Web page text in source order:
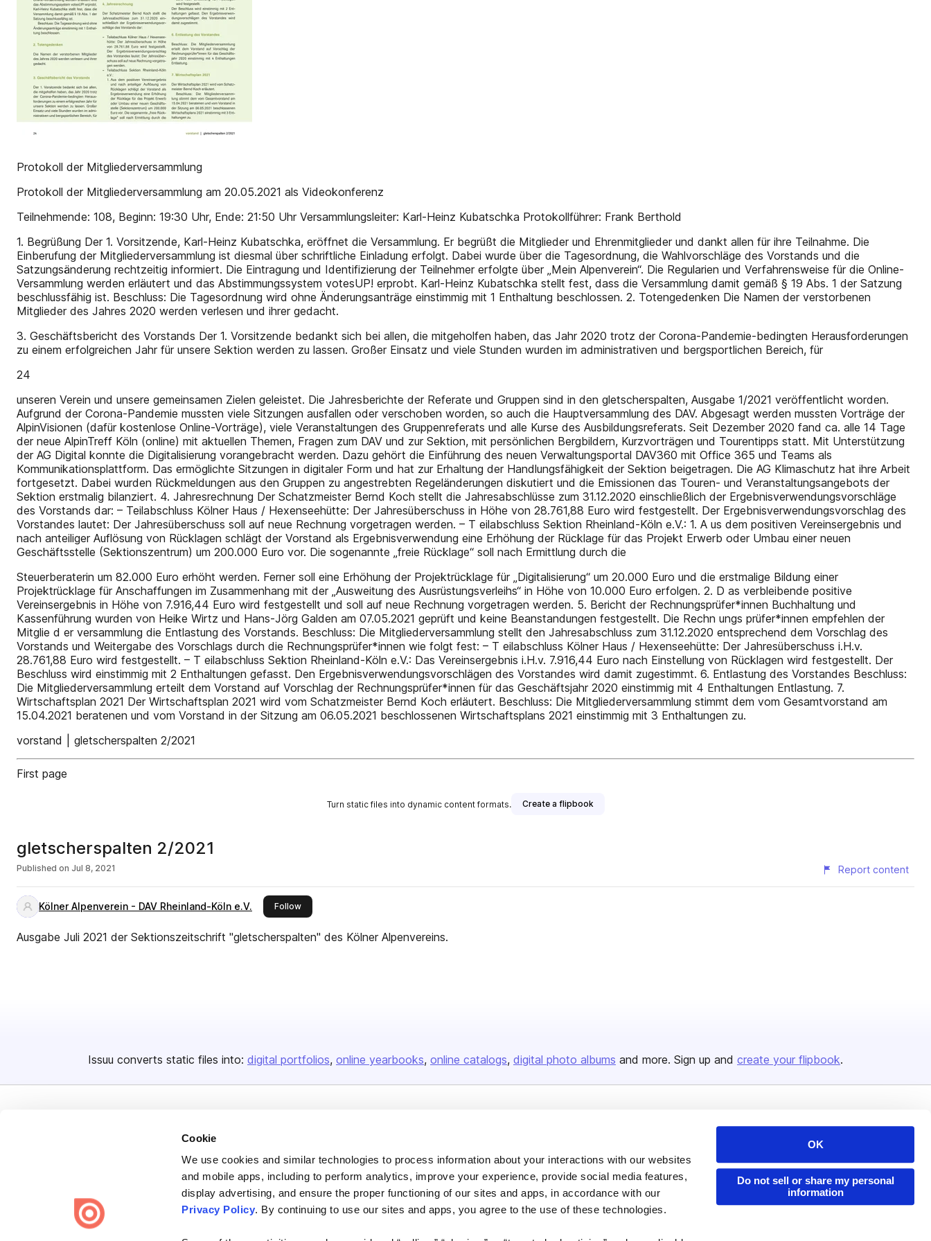
Cookie
We use cookies and similar technologies to process information about your interactions with our websites
and mobile apps, including to perform analytics, improve your experience, provide social media features,
display advertising, and ensure the proper functioning of our sites and apps, in accordance with our
Privacy Policy. By continuing to use our sites and apps, you agree to the use of these technologies.
OK
Do not sell or share my personal
information
Protokoll der Mitgliederversammlung
Protokoll der Mitglieder­versammlung am 20.05.2021 als Video­konferenz
Teilnehmende: 108, Beginn: 19:30 Uhr, Ende: 21:50 Uhr Versammlungsleiter: Karl-Heinz Kubatschka Protokollführer: Frank Berthold
1. Begrüßung Der 1. Vorsitzende, Karl-Heinz Kubatschka, eröffnet die Versammlung. Er begrüßt die Mitglieder und Ehrenmitglieder und dankt allen für ihre Teilnahme. Die
Einberufung der Mitgliederversammlung ist diesmal über schriftliche Einladung erfolgt. Dabei wurde über die Tagesordnung, die Wahlvorschläge des Vorstands und die
Satzungsänderung rechtzeitig informiert. Die Eintragung und Identifizierung der Teilnehmer erfolgte über „Mein Alpenverein“. Die Regularien und Verfahrensweise für die Online-
Versammlung werden erläutert und das Abstimmungssystem votesUP! erprobt. Karl-Heinz Kubatschka stellt fest, dass die Versammlung damit gemäß § 19 Abs. 1 der Satzung
beschlussfähig ist. Beschluss: Die Tagesordnung wird ohne Änderungsanträge einstimmig mit 1 Enthaltung beschlossen. 2. Totengedenken Die Namen der verstorbenen
Mitglieder des Jahres 2020 werden verlesen und ihrer gedacht.
3. Geschäftsbericht des Vorstands Der 1. Vorsitzende bedankt sich bei allen, die mitgeholfen haben, das Jahr 2020 trotz der Corona-Pandemie-bedingten Herausforderungen
zu einem erfolgreichen Jahr für unsere Sektion werden zu lassen. Großer Einsatz und viele Stunden wurden im administrativen und bergsportlichen Bereich, für
24
unseren Verein und unsere gemeinsamen Zielen geleistet. Die Jahresberichte der Referate und Gruppen sind in den gletscherspalten, Ausgabe 1/2021 veröffentlicht worden.
Aufgrund der Corona-Pandemie mussten viele Sitzungen ausfallen oder verschoben worden, so auch die Hauptversammlung des DAV. Abgesagt werden mussten Vorträge der
AlpinVisionen (dafür kostenlose Online-Vorträge), viele Veranstaltungen des Gruppenreferats und alle Kurse des Ausbildungsreferats. Seit Dezember 2020 fand ca. alle 14 Tage
der neue AlpinTreff Köln (online) mit aktuellen Themen, Fragen zum DAV und zur Sektion, mit persönlichen Bergbildern, Kurzvorträgen und Tourentipps statt. Mit Unterstützung
der AG Digital konnte die Digitalisierung vorangebracht werden. Dazu gehört die Einführung des neuen Verwaltungsportal DAV360 mit Office 365 und Teams als
Kommunikationsplattform. Das ermöglichte Sitzungen in digitaler Form und hat zur Erhaltung der Handlungsfähigkeit der Sektion beigetragen. Die AG Klimaschutz hat ihre Arbeit
fortgesetzt. Dabei wurden Rückmeldungen aus den Gruppen zu angestrebten Regeländerungen diskutiert und die Emissionen das Touren- und Veranstaltungsangebots der
Sektion erstmalig bilanziert. 4. Jahresrechnung Der Schatzmeister Bernd Koch stellt die Jahresabschlüsse zum 31.12.2020 einschließlich der Ergebnisverwendungsvorschläge
des Vorstands dar: – Teilabschluss Kölner Haus / Hexenseehütte: Der Jahresüberschuss in Höhe von 28.761,88 Euro wird festgestellt. Der Ergebnisverwendungsvorschlag des
Vorstandes lautet: Der Jahresüberschuss soll auf neue Rechnung vorgetragen werden. – T eilabschluss Sektion Rheinland-Köln e.V.: 1. A us dem positiven Vereinsergebnis und
nach anteiliger Auflösung von Rücklagen schlägt der Vorstand als Ergebnisverwendung eine Erhöhung der Rücklage für das Projekt Erwerb oder Umbau einer neuen
Geschäftsstelle (Sektionszentrum) um 200.000 Euro vor. Die sogenannte „freie Rücklage“ soll nach Ermittlung durch die
Steuerberaterin um 82.000 Euro erhöht werden. Ferner soll eine Erhöhung der Projektrücklage für „Digitalisierung“ um 20.000 Euro und die erstmalige Bildung einer
Projektrücklage für Anschaffungen im Zusammenhang mit der „Ausweitung des Ausrüstungsverleihs“ in Höhe von 10.000 Euro erfolgen. 2. D as verbleibende positive
Vereinsergebnis in Höhe von 7.916,44 Euro wird festgestellt und soll auf neue Rechnung vorgetragen werden. 5. Bericht der Rechnungsprüfer*innen Buchhaltung und
Kassenführung wurden von Heike Wirtz und Hans-Jörg Galden am 07.05.2021 geprüft und keine Beanstandungen festgestellt. Die Rech­n ungs­ prüfer*innen empfehlen der
Mitglie­ d er­ versammlung die Entlastung des Vorstands. Beschluss: Die Mitgliederversammlung stellt den Jahresabschluss zum 31.12.2020 entsprechend dem Vorschlag des
Vorstands und Weitergabe des Vorschlags durch die Rechnungsprüfer*innen wie folgt fest: – T eilabschluss Kölner Haus / Hexenseehütte: Der Jahresüberschuss i.H.v.
28.761,88 Euro wird festgestellt. – T eilabschluss Sektion Rheinland-Köln e.V.: Das Vereinsergebnis i.H.v. 7.916,44 Euro nach Einstellung von Rücklagen wird festgestellt. Der
Beschluss wird einstimmig mit 2 Enthaltungen gefasst. Den Ergebnisverwendungsvorschlägen des Vorstandes wird damit zugestimmt. 6. Entlastung des Vorstandes Beschluss:
Die Mitgliederversammlung erteilt dem Vorstand auf Vorschlag der Rechnungsprüfer*innen für das Geschäftsjahr 2020 einstimmig mit 4 Enthaltungen Entlastung. 7.
Wirtschaftsplan 2021 Der Wirtschaftsplan 2021 wird vom Schatzmeister Bernd Koch erläutert. Beschluss: Die Mitgliederversammlung stimmt dem vom Gesamtvorstand am
15.04.2021 beratenen und vom Vorstand in der Sitzung am 06.05.2021 beschlossenen Wirtschaftsplans 2021 einstimmig mit 3 Enthaltungen zu.
vorstand | gletscherspalten 2/2021
First page
Turn static files into dynamic content formats. Create a flipbook
gletscherspalten 2/2021
Published on Jul 8, 2021 Report content
Kölner Alpenverein - DAV Rheinland-Köln e.V. Followthis publisher
Ausgabe Juli 2021 der Sektionszeitschrift "gletscherspalten" des Kölner Alpenvereins.
Issuu converts static files into: digital portfolios online yearbooks online catalogs digital photo albums and more. Sign up and create your flipbook.
Create once, share everywhere.
Issuu turns PDFs and other files into interactive flipbooks and
Plans & Pricing
Press
Features
Flipbook
Industries
Resources
Developers
Publisher Directory
Redeem Code